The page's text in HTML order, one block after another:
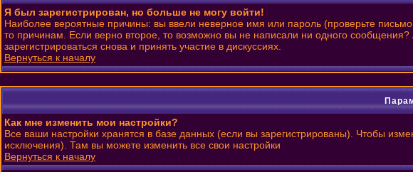
Я был зарегистрирован, но больше не могу войти!
Наиболее вероятные причины: вы ввели неверное имя или пароль (проверьте
то причинам. Если верно второе, то возможно вы не написали ни одного
зарегистрироваться снова и принять участие в дискуссиях.
Вернуться к началу
Как мне изменить мои настройки?
Все ваши настройки хранятся в базе данных (если вы зарегистрированы). Чтобы
исключения). Там вы можете изменить все свои настройки
Вернуться к началу